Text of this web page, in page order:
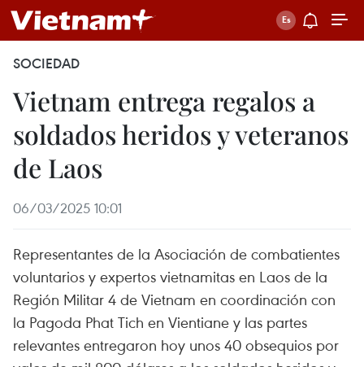
SOCIEDAD
Vietnam entrega regalos a
soldados heridos y veteranos
de Laos
06/03/2025 10:01
Representantes de la Asociación de combatientes
voluntarios y expertos vietnamitas en Laos de la
Región Militar 4 de Vietnam en coordinación con
la Pagoda Phat Tich en Vientiane y las partes
relevantes entregaron hoy unos 40 obsequios por